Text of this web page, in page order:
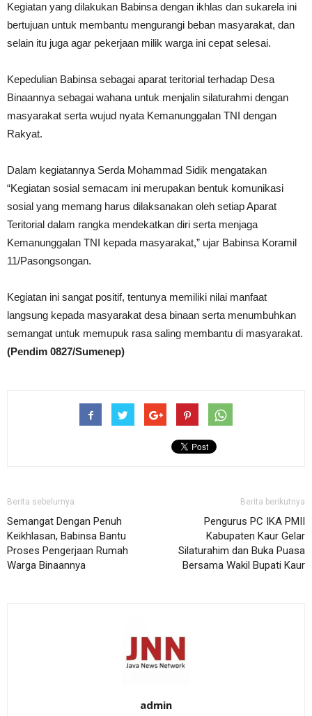
Kegiatan yang dilakukan Babinsa dengan ikhlas dan sukarela ini
bertujuan untuk membantu mengurangi beban masyarakat, dan
selain itu juga agar pekerjaan milik warga ini cepat selesai.
Kepedulian Babinsa sebagai aparat teritorial terhadap Desa
Binaannya sebagai wahana untuk menjalin silaturahmi dengan
masyarakat serta wujud nyata Kemanunggalan TNI dengan
Rakyat.
Dalam kegiatannya Serda Mohammad Sidik mengatakan
“Kegiatan sosial semacam ini merupakan bentuk komunikasi
sosial yang memang harus dilaksanakan oleh setiap Aparat
Teritorial dalam rangka mendekatkan diri serta menjaga
Kemanunggalan TNI kepada masyarakat,” ujar Babinsa Koramil
11/Pasongsongan.
Kegiatan ini sangat positif, tentunya memiliki nilai manfaat
langsung kepada masyarakat desa binaan serta menumbuhkan
semangat untuk memupuk rasa saling membantu di masyarakat.
(Pendim 0827/Sumenep)
Berita sebelumya
Semangat Dengan Penuh
Keikhlasan, Babinsa Bantu
Proses Pengerjaan Rumah
Warga Binaannya
Berita berikutnya
Pengurus PC IKA PMII
Kabupaten Kaur Gelar
Silaturahim dan Buka Puasa
Bersama Wakil Bupati Kaur
admin